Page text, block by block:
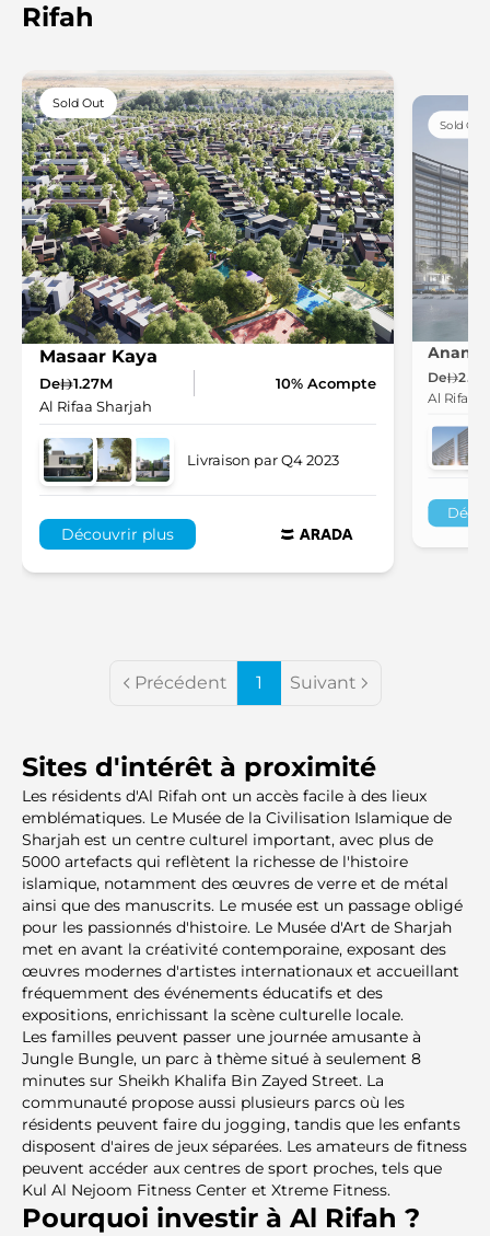
Rifah
Sold Out
Masaar Kaya
De 1.27M
10% Acompte
Al Rifaa Sharjah
Livraison par Q4 2023
Découvrir plus
Sold Out
De 2.3M
Al Rifaa
Précédent 1 Suivant
Sites d'intérêt à proximité
Les résidents d'Al Rifah ont un accès facile à des lieux
emblématiques. Le Musée de la Civilisation Islamique de
Sharjah est un centre culturel important, avec plus de
5000 artefacts qui reflètent la richesse de l'histoire
islamique, notamment des œuvres de verre et de métal
ainsi que des manuscrits. Le musée est un passage obligé
pour les passionnés d'histoire. Le Musée d'Art de Sharjah
met en avant la créativité contemporaine, exposant des
œuvres modernes d'artistes internationaux et accueillant
fréquemment des événements éducatifs et des
expositions, enrichissant la scène culturelle locale.
Les familles peuvent passer une journée amusante à
Jungle Bungle, un parc à thème situé à seulement 8
minutes sur Sheikh Khalifa Bin Zayed Street. La
communauté propose aussi plusieurs parcs où les
résidents peuvent faire du jogging, tandis que les enfants
disposent d'aires de jeux séparées. Les amateurs de fitness
peuvent accéder aux centres de sport proches, tels que
Kul Al Nejoom Fitness Center et Xtreme Fitness.
Pourquoi investir à Al Rifah ?